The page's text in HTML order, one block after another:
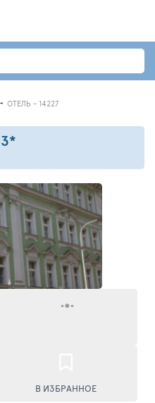
ОТЕЛЬ - 14227
3*
В ИЗБРАННОЕ